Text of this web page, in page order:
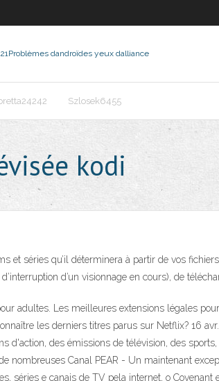
Problèmes dandroïdes yeux dalliance
Szlosek6455
kodi
et séries qu’il déterminera à partir de vos
d’un visionnage en cours), de
adultes. Les meilleures extensions légales
les derniers titres parus sur Netflix? 16
d'action, des émissions de télévision, des
Canal PEAR - Un maintenant
séries e canais de TV pela internet, o